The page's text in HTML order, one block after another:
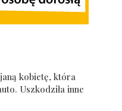
kobietę, która
Uszkodziła inne